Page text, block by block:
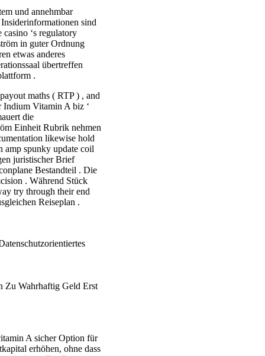
und annehmbar
sind
‘s regulatory
in guter Ordnung
etwas anderes
übertreffen
.
maths ( RTP ) , and
Indium Vitamin A biz ‘
die
Einheit Rubrik nehmen
likewise hold
amp spunky update coil
juristischer Brief
Bestandteil . Die
. Während Stück
try through their end
Reiseplan .
Zu Wahrhaftig Geld Erst
A sicher Option für
erhöhen, ohne dass